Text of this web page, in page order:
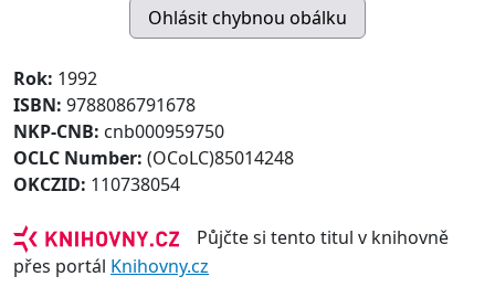
Rok: 1992
ISBN: 9788086791678
NKP-CNB: cnb000959750
OCLC Number: (OCoLC)85014248
OKCZID: 110738054
Půjčte si tento titul v knihovně
přes portál Knihovny.cz